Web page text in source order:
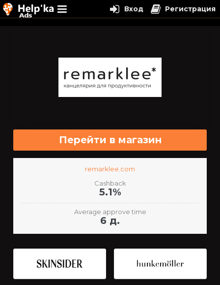
Перейти в магазин
remarklee.com
Cashback
5.1%
Average approve time
6 д.
Вход Регистрация